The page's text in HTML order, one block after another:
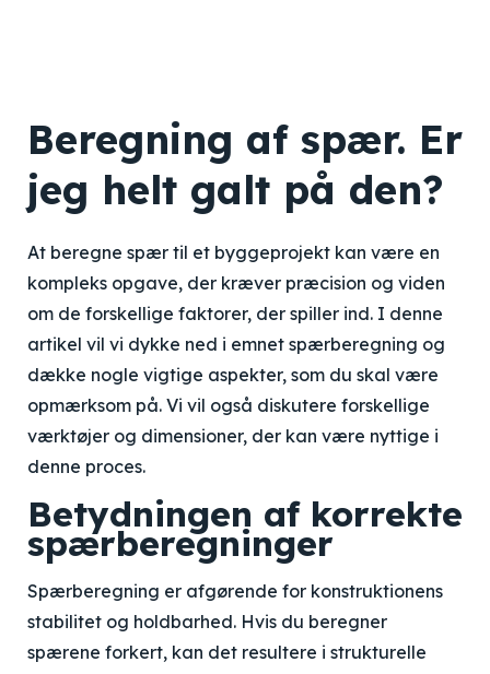
Beregning af spær. Er
jeg helt galt på den?
At beregne spær til et byggeprojekt kan være en
kompleks opgave, der kræver præcision og viden
om de forskellige faktorer, der spiller ind. I denne
artikel vil vi dykke ned i emnet spærberegning og
dække nogle vigtige aspekter, som du skal være
opmærksom på. Vi vil også diskutere forskellige
værktøjer og dimensioner, der kan være nyttige i
denne proces.
Betydningen af korrekte
spærberegninger
Spærberegning er afgørende for konstruktionens
stabilitet og holdbarhed. Hvis du beregner
spærene forkert, kan det resultere i strukturelle